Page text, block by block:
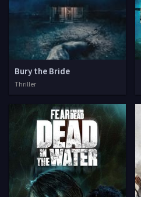
Bury the Bride
Thriller